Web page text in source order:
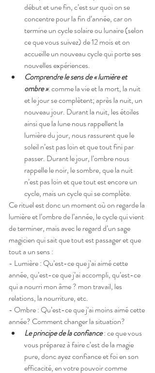
début et une fin, c’est sur quoi on se
concentre pour la fin d’année, car on
termine un cycle solaire ou lunaire (selon
ce que vous suivez) de 12 mois et on
accueille un nouveau cycle qui porte ses
nouvelles expériences.
Comprendre le sens de « lumière et
ombre »: comme la vie et la mort, la nuit
et le jour se complètent; après la nuit, un
nouveau jour. Durant la nuit, les étoiles
ainsi que la lune nous rappellent la
lumière du jour, nous rassurent que le
soleil n’est pas loin et que tout fini par
passer. Durant le jour, l’ombre nous
rappelle le noir, le sombre, que la nuit
n’est pas loin et que tout est encore un
cycle, mais un cycle qui se complète.
Ce rituel est donc un moment où on regarde la
lumière et l’ombre de l’année, le cycle qui vient
de terminer, mais avec le regard d’un sage
magicien qui sait que tout est passager et que
tout a un sens :
- Lumière : Qu’est-ce que j’ai aimé cette
année, qu’est-ce que j’ai accompli, qu’est-ce
qui a nourri mon âme ? mon travail, les
relations, la nourriture, etc.
- Ombre : Qu’est-ce que j’ai moins aimé cette
année? Comment changer la situation?
Le principe de la confiance : ce que vous
vous préparez à faire c’est de la magie
pure, donc ayez confiance et foi en son
efficacité, en votre pouvoir comme